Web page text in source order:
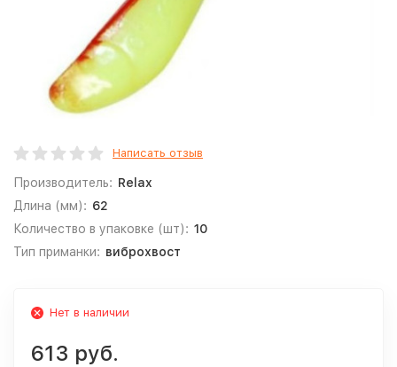
Написать отзыв
Производитель: Relax
Длина (мм): 62
Количество в упаковке (шт): 10
Тип приманки: виброхвост
Нет в наличии
613 руб.